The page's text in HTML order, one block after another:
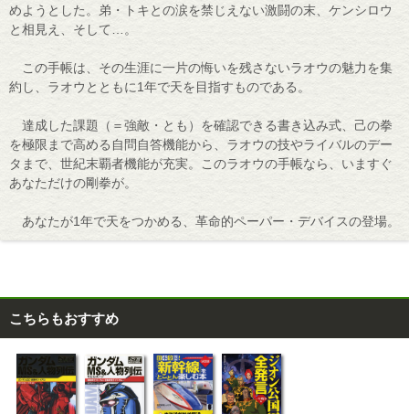
めようとした。弟・トキとの涙を禁じえない激闘の末、ケンシロウ
と相見え、そして…。
この手帳は、その生涯に一片の悔いを残さないラオウの魅力を集
約し、ラオウとともに1年で天を目指すものである。
達成した課題（＝強敵・とも）を確認できる書き込み式、己の拳
を極限まで高める自問自答機能から、ラオウの技やライバルのデー
タまで、世紀末覇者機能が充実。このラオウの手帳なら、いますぐ
あなただけの剛拳が。
あなたが1年で天をつかめる、革命的ペーパー・デバイスの登場。
こちらもおすすめ